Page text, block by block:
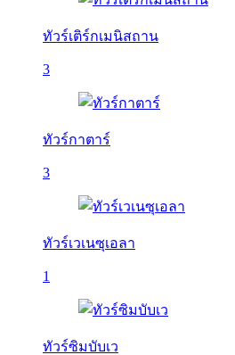
ทัวร์เติร์กเมนิสถาน
3
ทัวร์กาตาร์
3
ทัวร์เวเนซุเอลา
1
ทัวร์ซิมบับเว